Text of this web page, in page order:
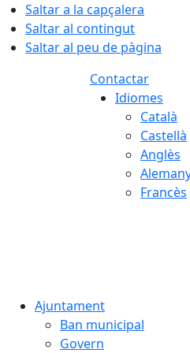
Saltar a la capçalera
Saltar al contingut
Saltar al peu de pàgina
Contactar
Idiomes
Català
Castellà
Anglès
Francès
Ajuntament
Ban municipal
Govern